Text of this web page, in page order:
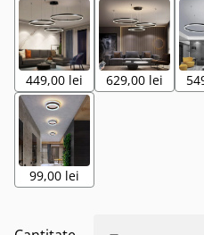
449,00 lei 629,00 lei
99,00 lei